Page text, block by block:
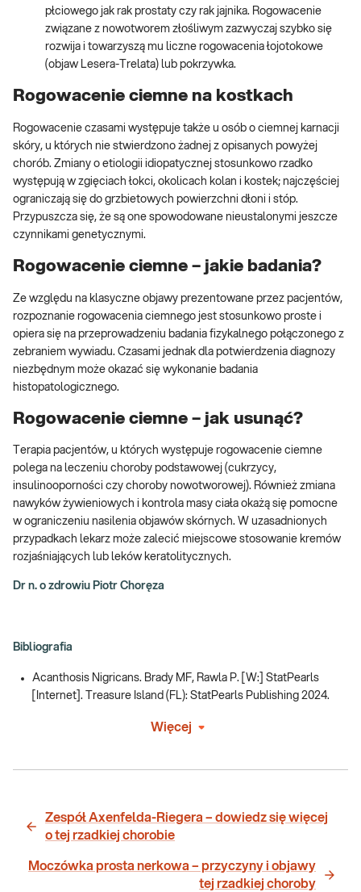
płciowego jak rak prostaty czy rak jajnika. Rogowacenie
związane z nowotworem złośliwym zazwyczaj szybko się
rozwija i towarzyszą mu liczne rogowacenia łojotokowe
(objaw Lesera-Trelata) lub pokrzywka.
Rogowacenie ciemne na kostkach
Rogowacenie czasami występuje także u osób o ciemnej karnacji
skóry, u których nie stwierdzono żadnej z opisanych powyżej
chorób. Zmiany o etiologii idiopatycznej stosunkowo rzadko
występują w zgięciach łokci, okolicach kolan i kostek; najczęściej
ograniczają się do grzbietowych powierzchni dłoni i stóp.
Przypuszcza się, że są one spowodowane nieustalonymi jeszcze
czynnikami genetycznymi.
Rogowacenie ciemne – jakie badania?
Ze względu na klasyczne objawy prezentowane przez pacjentów,
rozpoznanie rogowacenia ciemnego jest stosunkowo proste i
opiera się na przeprowadzeniu badania fizykalnego połączonego z
zebraniem wywiadu. Czasami jednak dla potwierdzenia diagnozy
niezbędnym może okazać się wykonanie badania
histopatologicznego.
Rogowacenie ciemne – jak usunąć?
Terapia pacjentów, u których występuje rogowacenie ciemne
polega na leczeniu choroby podstawowej (cukrzycy,
insulinooporności czy choroby nowotworowej). Również zmiana
nawyków żywieniowych i kontrola masy ciała okażą się pomocne
w ograniczeniu nasilenia objawów skórnych. W uzasadnionych
przypadkach lekarz może zalecić miejscowe stosowanie kremów
rozjaśniających lub leków keratolitycznych.
Dr n. o zdrowiu Piotr Choręza
Bibliografia
Acanthosis Nigricans. Brady MF, Rawla P. [W:] StatPearls
[Internet]. Treasure Island (FL): StatPearls Publishing 2024.
Więcej
Zespół Axenfelda-Riegera – dowiedz się więcej
o tej rzadkiej chorobie
Moczówka prosta nerkowa – przyczyny i objawy
tej rzadkiej choroby